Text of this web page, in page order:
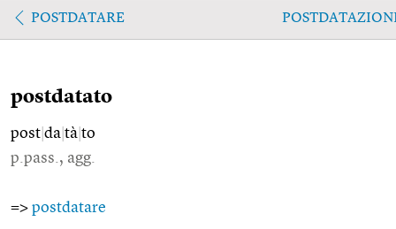
POSTDATARE
postdatato
post da tà to
p.pass., agg.
=> postdatare